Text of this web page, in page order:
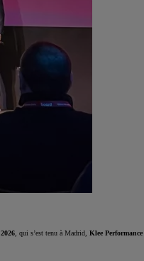
, qui s’est tenu à Madrid, Klee Performance